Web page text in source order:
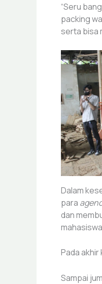
“Seru
packing
serta bisa
Dalam
para
dan
Pada
Sampai